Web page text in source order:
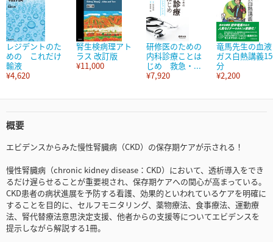
レジデントのた
めの これだけ
輸液
¥4,620
腎生検病理アト
ラス 改訂版
¥11,000
研修医のための
内科診療ことは
じめ 救急・...
¥7,920
竜馬先生の血液
ガス白熱講義
分
¥2,200
概要
エビデンスからみた慢性腎臓病（CKD）の保存期ケアが示される！
慢性腎臓病（chronic kidney disease：CKD）において、透析導入をでき
るだけ遅らせることが重要視され、保存期ケアへの関心が高まっている。
CKD患者の病状進展を予防する看護、効果的といわれているケアを明確に
することを目的に、セルフモニタリング、薬物療法、食事療法、運動療
法、腎代替療法意思決定支援、他者からの支援等についてエビデンスを
提示しながら解説する1冊。